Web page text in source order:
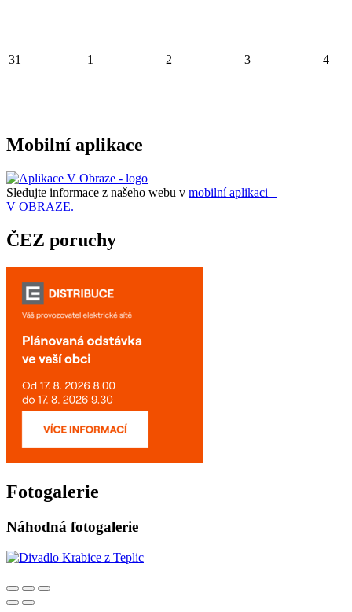
31 1 2 3 4
Mobilní aplikace
Sledujte informace z našeho webu v mobilní aplikaci –
V OBRAZE.
ČEZ poruchy
Fotogalerie
Náhodná fotogalerie